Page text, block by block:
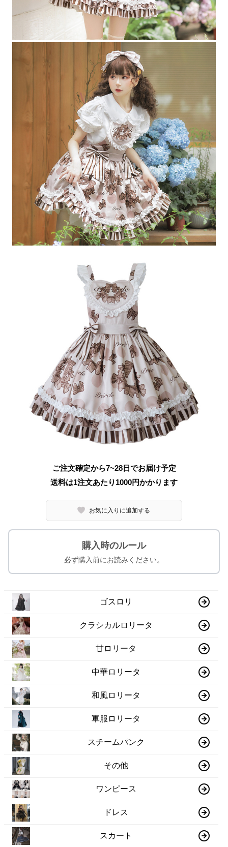
ご注文確定から7~28日でお届け予定
送料は1注文あたり 1000円かかります
お気に入りに追加する
購入時のルール
必ず購入前にお読みください。
ゴスロリ
クラシカルロリータ
甘ロリータ
中華ロリータ
和風ロリータ
軍服ロリータ
スチームパンク
その他
ワンピース
ドレス
スカート